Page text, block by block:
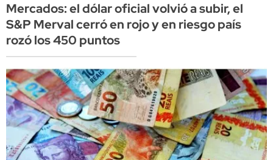
Mercados: el dólar oficial volvió a subir, el
S&P Merval cerró en rojo y en riesgo país
rozó los 450 puntos